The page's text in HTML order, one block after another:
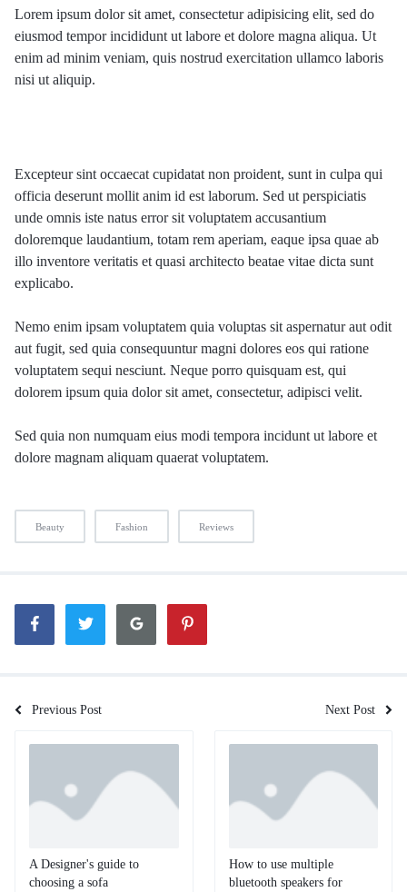
Lorem ipsum dolor sit amet, consectetur adipisicing elit, sed do
eiusmod tempor incididunt ut labore et dolore magna aliqua. Ut
enim ad minim veniam, quis nostrud exercitation ullamco laboris
nisi ut aliquip.
Excepteur sint occaecat cupidatat non proident, sunt in culpa qui
officia deserunt mollit anim id est laborum. Sed ut perspiciatis
unde omnis iste natus error sit voluptatem accusantium
doloremque laudantium, totam rem aperiam, eaque ipsa quae ab
illo inventore veritatis et quasi architecto beatae vitae dicta sunt
explicabo.
Nemo enim ipsam voluptatem quia voluptas sit aspernatur aut odit
aut fugit, sed quia consequuntur magni dolores eos qui ratione
voluptatem sequi nesciunt. Neque porro quisquam est, qui
dolorem ipsum quia dolor sit amet, consectetur, adipisci velit.
Sed quia non numquam eius modi tempora incidunt ut labore et
dolore magnam aliquam quaerat voluptatem.
Beauty Fashion Reviews
Previous Post Next Post
A Designer's guide to
choosing a sofa
How to use multiple
bluetooth speakers for